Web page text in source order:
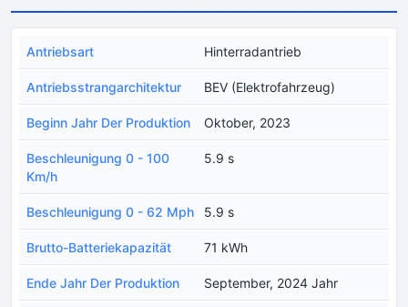
Antriebsart Hinterradantrieb
Antriebsstrangarchitektur BEV (Elektrofahrzeug)
Beginn Jahr Der Produktion Oktober, 2023
Beschleunigung 0 - 100
Km/h
5.9 s
Beschleunigung 0 - 62 Mph 5.9 s
Brutto-Batteriekapazität 71 kWh
Ende Jahr Der Produktion September, 2024 Jahr